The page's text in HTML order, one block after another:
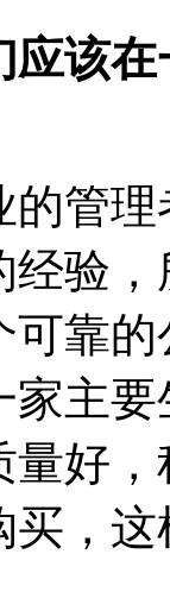
应该
管理
经验
靠
主
好
，